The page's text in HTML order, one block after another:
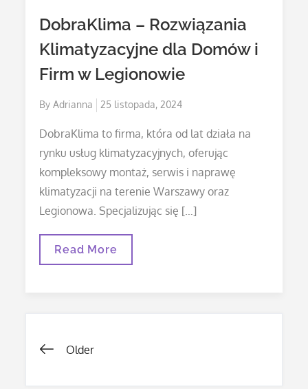
Sposób
Uczczenie
Dojrzałego
Wieku
DobraKlima – Rozwiązania
Klimatyzacyjne dla Domów i
Firm w Legionowie
ByAdrianna
Posted
25 listopada, 2024
DobraKlima to firma, która od lat działa na
rynku usług klimatyzacyjnych, oferując
kompleksowy montaż, serwis i naprawę
klimatyzacji na terenie Warszawy oraz
Legionowa. Specjalizując się […]
DobraKlima
Legionowie
Read More
Nawigacja
Older